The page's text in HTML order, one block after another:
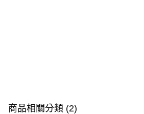
商品相關分類 (2)